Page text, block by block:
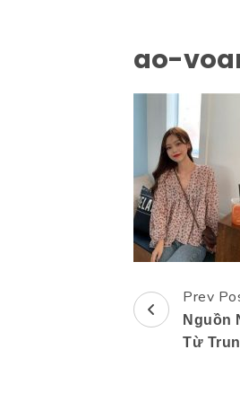
ao-
Post
Prev
Nguồn
Từ